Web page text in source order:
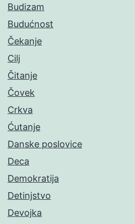
Budizam
Budućnost
Čekanje
Cilj
Čitanje
Čovek
Crkva
Ćutanje
Danske poslovice
Deca
Demokratija
Detinjstvo
Devojka